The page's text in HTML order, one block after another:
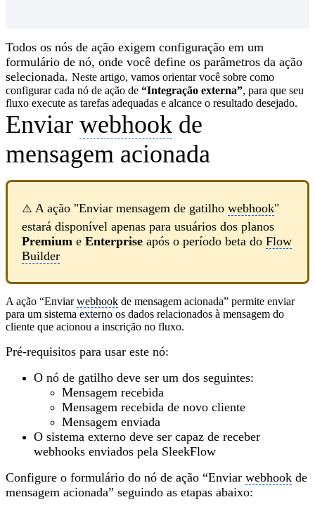
Todos os nós de ação exigem configuração em um
formulário de nó, onde você define os parâmetros da ação
selecionada. Neste artigo, vamos orientar você sobre como
configurar cada nó de ação de “Integração externa”, para que seu
fluxo execute as tarefas adequadas e alcance o resultado desejado.
Enviar webhook de
mensagem acionada
⚠️ A ação "Enviar mensagem de gatilho webhook"
estará disponível apenas para usuários dos planos
Premium e Enterprise após o período beta do Flow
Builder
A ação “Enviarwebhook de mensagem acionada” permite enviar
para um sistema externo os dados relacionados à mensagem do
cliente que acionou a inscrição no fluxo.
Pré-requisitos para usar este nó:
O nó de gatilho deve ser um dos seguintes:
Mensagem recebida
Mensagem recebida de novo cliente
Mensagem enviada
O sistema externo deve ser capaz de receber
webhooks enviados pela SleekFlow
Configure o formulário do nó de ação “Enviar webhook de
mensagem acionada” seguindo as etapas abaixo: